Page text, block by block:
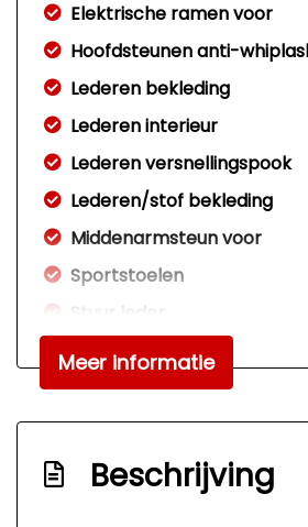
Elektrische ramen voor
Hoofdsteunen anti-
Lederen bekleding
Lederen interieur
Lederen versnellingspook
Lederen/stof bekleding
Middenarmsteun voor
Sportstoelen
Stuur leder
Stuurbekrachtiging
Voorstoelen verwarmd
Overige
Anti blokkeer systeem
Meer informatie
Beschrijving